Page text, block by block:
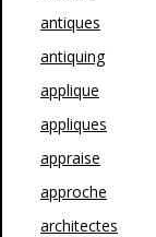
antiques
antiquing
applique
appliques
appraise
approche
architectes